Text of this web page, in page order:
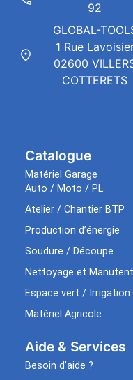
Catalogue
Matériel Garage
Auto / Moto / PL
Atelier / Chantier BTP
Production d’énergie
Soudure / Découpe
Nettoyage et
Espace vert / Irrigation
Matériel Agricole
Aide & Services​
Besoin d’aide ?
92
GLOBAL-
1 Rue
02600
COTTERETS